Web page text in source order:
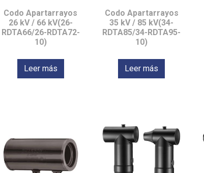
Codo Apartarrayos
26 kV / 66 kV(26-
RDTA66/26-RDTA72-
10)
Leer más
Codo Apartarrayos
35 kV / 85 kV(34-
RDTA85/34-RDTA95-
10)
Leer más